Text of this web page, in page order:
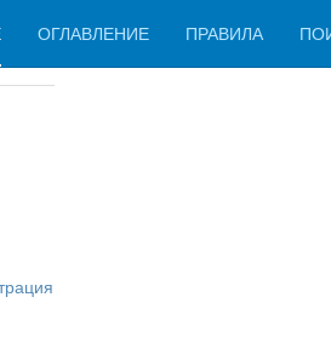
ОГЛАВЛЕНИЕ ПРАВИЛА